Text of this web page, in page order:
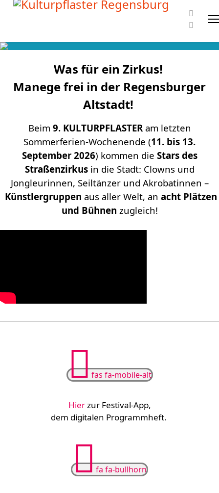
Was für ein Zirkus!
Manege frei in der Regensburger
Altstadt!
Beim 9.KULTURPFLASTERam letzten
Sommerferien-Wochenende (11. bis 13.
September 2026) kommen die Stars des
Straßenzirkusin die Stadt: Clowns und
Jongleurinnen, Seiltänzer und Akrobatinnen –
Künstlergruppen aus aller Welt, an acht Plätzen
und Bühnen zugleich!
fas fa-mobile-alt
HierzurFestival-App,
dem digitalen Programmheft.
fa fa-bullhorn